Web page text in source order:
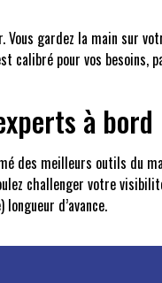
gardez la main sur
calibré pour vos besoins,
à bord
des meilleurs outils du
challenger votre
d’avance.